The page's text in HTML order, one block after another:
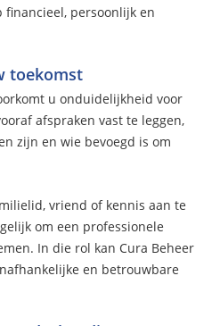
financieel, persoonlijk en
toekomst
u onduidelijkheid voor
afspraken vast te leggen,
zijn en wie bevoegd is om
vriend of kennis aan te
om een professionele
In die rol kan Cura Beheer
en betrouwbare